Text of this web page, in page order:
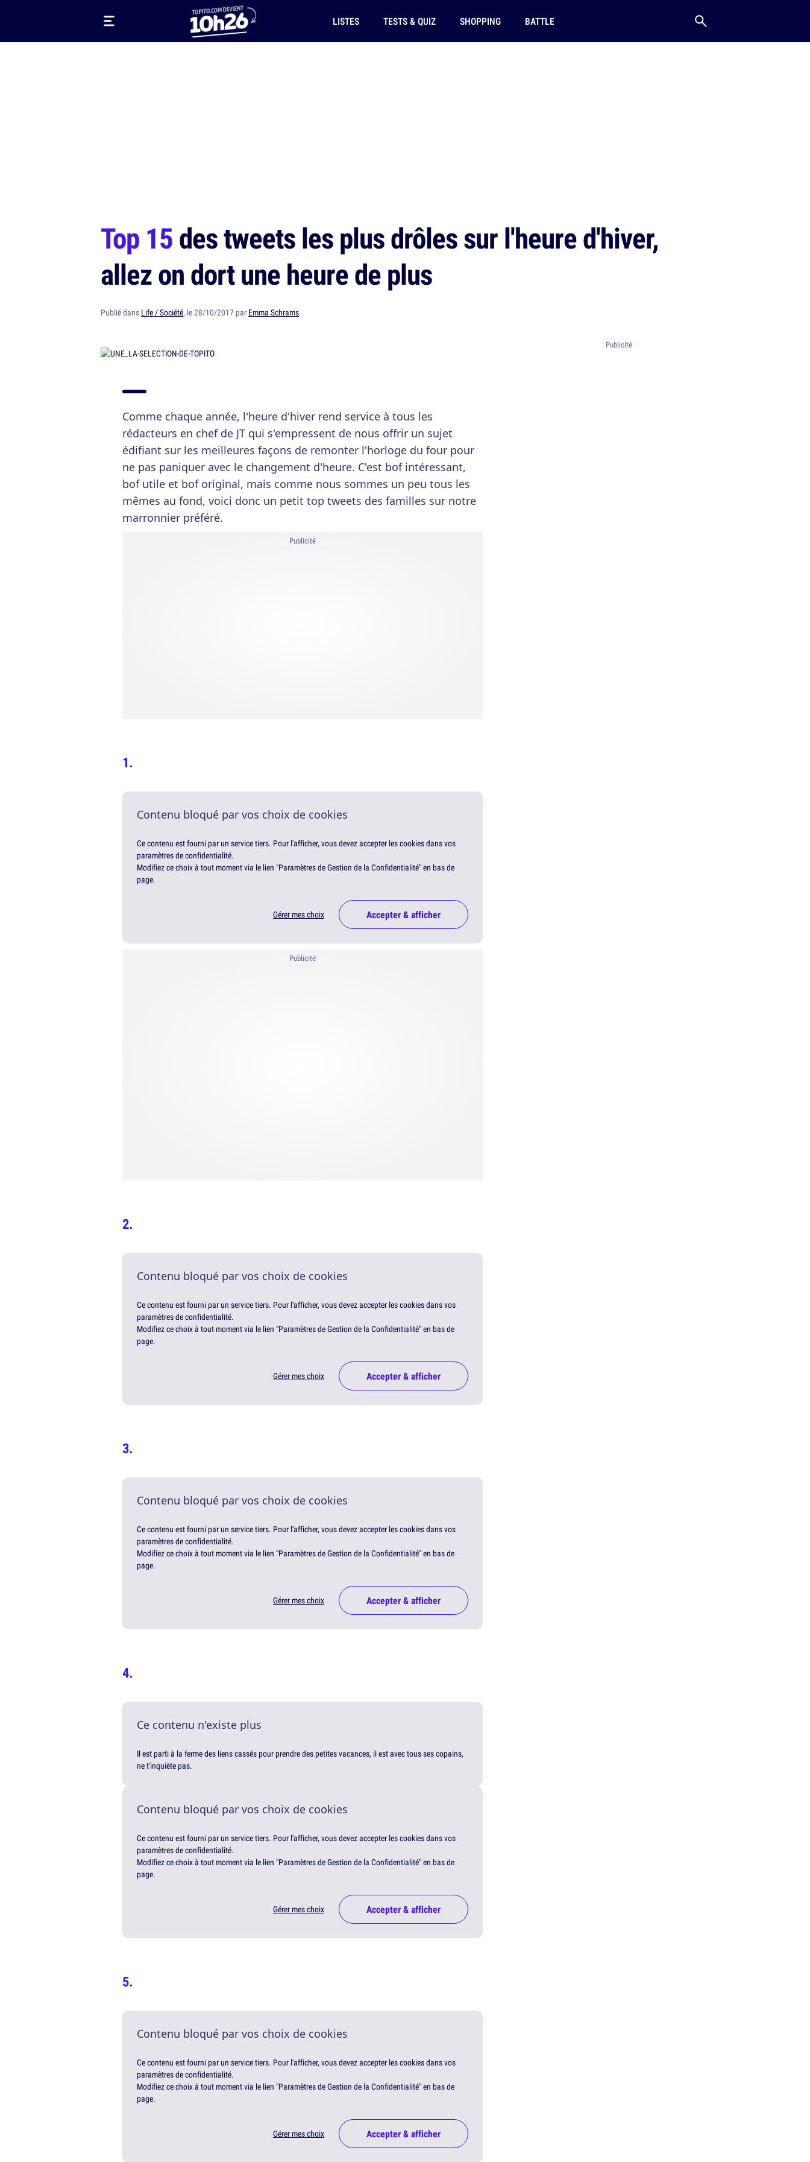
LISTES TESTS & QUIZ SHOPPING BATTLE
Top 15des tweets les plus drôles sur l'heure d'hiver,
allez on dort une heure de plus
Publié dans Life / Société, le 28/10/2017 par Emma Schrams
Comme chaque année, l'heure d'hiver rend service à tous les
rédacteurs en chef de JT qui s'empressent de nous offrir un sujet
édifiant sur les meilleures façons de remonter l'horloge du four pour
ne pas paniquer avec le changement d'heure. C'est bof intéressant,
bof utile et bof original, mais comme nous sommes un peu tous les
mêmes au fond, voici donc un petit top tweets des familles sur notre
marronnier préféré.
Publicité
Contenu bloqué par vos choix de cookies
Ce contenu est fourni par un service tiers. Pour l'afficher, vous devez accepter les cookies dans vos
paramètres de confidentialité.
Modifiez ce choix à tout moment via le lien "Paramètres de Gestion de la Confidentialité" en bas de
page.
Gérer mes choix Accepter & afficher
Publicité
Contenu bloqué par vos choix de cookies
Ce contenu est fourni par un service tiers. Pour l'afficher, vous devez accepter les cookies dans vos
paramètres de confidentialité.
Modifiez ce choix à tout moment via le lien "Paramètres de Gestion de la Confidentialité" en bas de
page.
Gérer mes choix Accepter & afficher
Contenu bloqué par vos choix de cookies
Ce contenu est fourni par un service tiers. Pour l'afficher, vous devez accepter les cookies dans vos
paramètres de confidentialité.
Modifiez ce choix à tout moment via le lien "Paramètres de Gestion de la Confidentialité" en bas de
page.
Gérer mes choix Accepter & afficher
Ce contenu n'existe plus
Il est parti à la ferme des liens cassés pour prendre des petites vacances, il est avec tous ses copains,
ne t'inquiète pas.
Contenu bloqué par vos choix de cookies
Ce contenu est fourni par un service tiers. Pour l'afficher, vous devez accepter les cookies dans vos
paramètres de confidentialité.
Modifiez ce choix à tout moment via le lien "Paramètres de Gestion de la Confidentialité" en bas de
page.
Gérer mes choix Accepter & afficher
Contenu bloqué par vos choix de cookies
Ce contenu est fourni par un service tiers. Pour l'afficher, vous devez accepter les cookies dans vos
paramètres de confidentialité.
Modifiez ce choix à tout moment via le lien "Paramètres de Gestion de la Confidentialité" en bas de
page.
Gérer mes choix Accepter & afficher